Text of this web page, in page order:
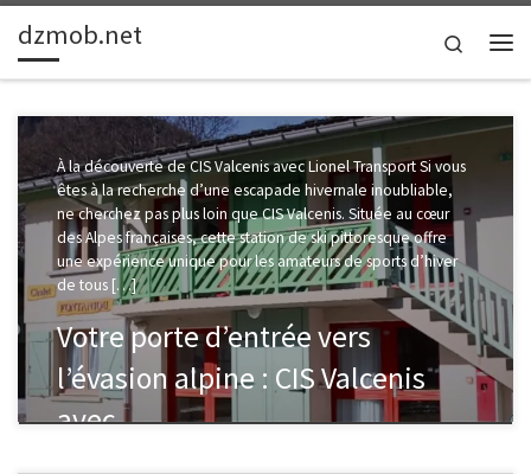
Passer au contenu
dzmob.net
Search
À la découverte de CIS Valcenis avec Lionel Transport Si vous
êtes à la recherche d’une escapade hivernale inoubliable,
ne cherchez pas plus loin que CIS Valcenis. Située au cœur
des Alpes françaises, cette station de ski pittoresque offre
une expérience unique pour les amateurs de sports d’hiver
de tous […]
Votre porte d’entrée vers
l’évasion alpine : CIS Valcenis
avec …